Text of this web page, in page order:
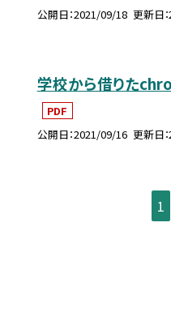
公開日 2021/09/18 更新日
学校から借りた
PDF
公開日 2021/09/16 更新日
1